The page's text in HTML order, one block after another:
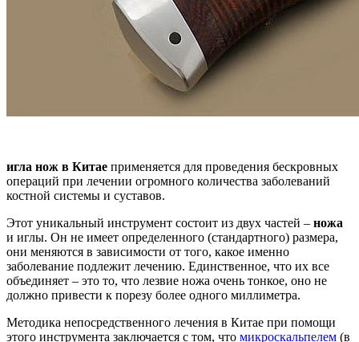
игла нож в Китае применяется для проведения бескровных
операций при лечении огромного количества заболеваний
костной системы и суставов.
Этот уникальный инструмент состоит из двух частей – ножа
и иглы. Он не имеет определенного (стандартного) размера,
они меняются в зависимости от того, какое именно
заболевание подлежит лечению. Единственное, что их все
объединяет – это то, что лезвие ножа очень тонкое, оно не
должно привести к порезу более одного миллиметра.
Методика непосредственного лечения в Китае при помощи
этого инструмента заключается с том, что микроскальпелем (в